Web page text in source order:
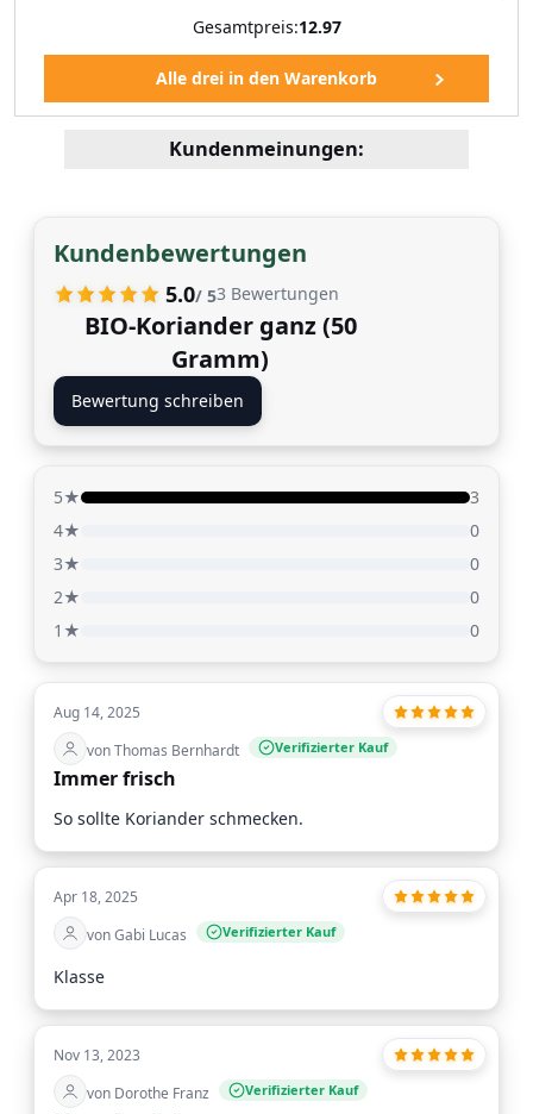
Gesamtpreis:12.97
Kundenmeinungen:
Kundenbewertungen
5.0/ 53 Bewertungen
BIO-Koriander ganz (50
Gramm)
Bewertung schreiben
5★
3
4★
0
3★
0
2★
0
1★
0
Aug 14, 2025
von Thomas Bernhardt
Verifizierter Kauf
Immer frisch
So sollte Koriander schmecken.
Apr 18, 2025
von Gabi Lucas
Verifizierter Kauf
Klasse
Nov 13, 2023
von Dorothe Franz
Verifizierter Kauf